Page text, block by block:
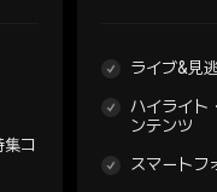
コ
ライブ&見
ハイライト
ンテンツ
スマートフ